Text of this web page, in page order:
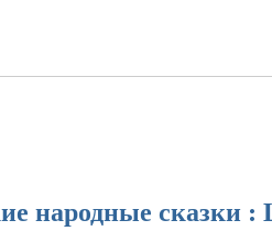
народные сказки